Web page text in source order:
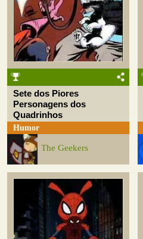
Sete dos Piores
Personagens dos
Quadrinhos
Humor
The Geekers